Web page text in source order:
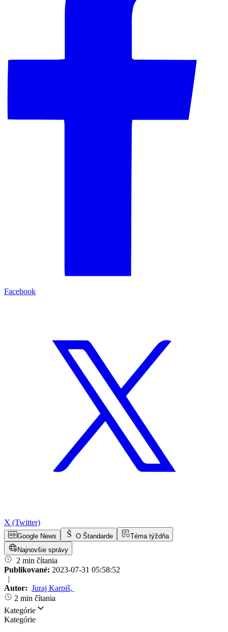
Facebook
X (Twitter)
Google News O Štandarde
Téma týždňa
Najnovšie správy
2 min čítania
Publikované: 2023-07-31 05:58:52
|
Autor: Juraj Karpiš,
2 min čítania
Kategórie
Kategórie